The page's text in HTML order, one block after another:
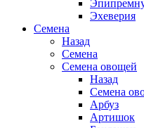
Эхеверия
Семена
Назад
Семена
Семена овощей
Назад
Семена
Арбуз
Артишок